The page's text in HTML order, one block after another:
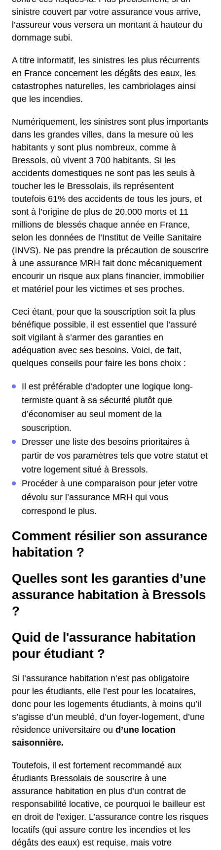
sinistre couvert par votre assurance vous arrive,
l’assureur vous versera un montant à hauteur du
dommage subi.
A titre informatif, les sinistres les plus récurrents
en France concernent les dégâts des eaux, les
catastrophes naturelles, les cambriolages ainsi
que les incendies.
Numériquement, les sinistres sont plus importants
dans les grandes villes, dans la mesure où les
habitants y sont plus nombreux, comme à
Bressols, où vivent 3 700 habitants. Si les
accidents domestiques ne sont pas les seuls à
toucher les le Bressolais, ils représentent
toutefois 61% des accidents de tous les jours, et
sont à l’origine de plus de 20.000 morts et 11
millions de blessés chaque année en France,
selon les données de l’Institut de Veille Sanitaire
(INVS). Ne pas prendre la précaution de souscrire
à une assurance MRH fait donc mécaniquement
encourir un risque aux plans financier, immobilier
et matériel pour les victimes et ses proches.
Ceci étant, pour que la souscription soit la plus
bénéfique possible, il est essentiel que l’assuré
soit vigilant à s’armer des garanties en
adéquation avec ses besoins. Voici, de fait,
quelques conseils pour faire les bons choix :
Il est préférable d’adopter une logique long-
termiste quant à sa sécurité plutôt que
d’économiser au seul moment de la
souscription.
Dresser une liste des besoins prioritaires à
partir de vos paramètres tels que votre statut et
votre logement situé à Bressols.
Procéder à une comparaison pour jeter votre
dévolu sur l’assurance MRH qui vous
correspond le plus.
Comment résilier son assurance
habitation ?
Quelles sont les garanties d’une
assurance habitation à Bressols
?
Quid de l'assurance habitation
pour étudiant ?
Si l’assurance habitation n’est pas obligatoire
pour les étudiants, elle l’est pour les locataires,
donc pour les logements étudiants, à moins qu’il
s’agisse d’un meublé, d’un foyer-logement, d’une
résidence universitaire ou d’une location
saisonnière.
Toutefois, il est fortement recommandé aux
étudiants Bressolais de souscrire à une
assurance habitation en plus d’un contrat de
responsabilité locative, ce pourquoi le bailleur est
en droit de l’exiger. L’assurance contre les risques
locatifs (qui assure contre les incendies et les
dégâts des eaux) est requise, mais votre